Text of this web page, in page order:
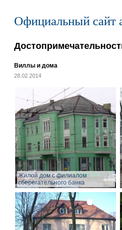
Официальный сайт
Виллы и дома
28.02.2014
Жилой дом с филиалом
сберегательного банка